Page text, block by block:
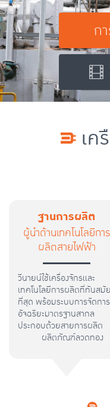
ก
เค
ฐานการผลิต
ผู้นำด้านเทคโนโลยีการ
ผลิตสายไฟฟ้า
วีนายน์ใช้เครื่องจักรและ
เทคโนโลยีการผลิตที่ทันสมัย
ที่สุด พร้อมระบบการจัดการ
อัจฉริยะมาตรฐานสากล
ประกอบด้วยสายการผลิต
ผลิตภัณฑ์ลวดทอง